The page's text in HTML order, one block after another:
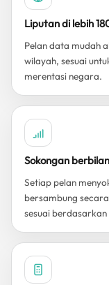
Liputan di lebih
Pelan data mudah
wilayah, sesuai
merentasi negara.
Sokongan
Setiap pelan
bersambung
sesuai